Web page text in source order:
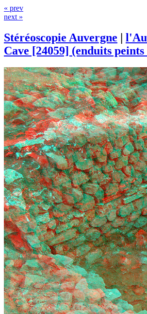
« prev
next »
Stéréoscopie Auvergne |
Cave [24059] (enduits